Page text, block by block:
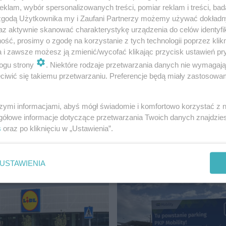
dużych miastach.
zawieziesz mnie?”
odchodzi do
samochodów
Polsce. Dane ze
2026
ekspancję
ZDJĘCIA
zamówiła aż 500
wybór spersonalizowanych treści, pomiar reklam i treści,
Użytkownika my i Zaufani Partnerzy możemy używać
aktywnie skanować charakterystykę urządzenia do celów
prosimy o zgodę na korzystanie z tych technologii poprzez
i zawsze możesz ją zmienić/wycofać klikając przycisk ustawień
strony
. Niektóre rodzaje przetwarzania danych nie
się takiemu przetwarzaniu. Preferencje będą miały
informacjami, abyś mógł świadomie i komfortowo korzystać z
informacje dotyczące przetwarzania Twoich danych
oraz po kliknięciu w „Ustawienia”.
USTAWIENIA